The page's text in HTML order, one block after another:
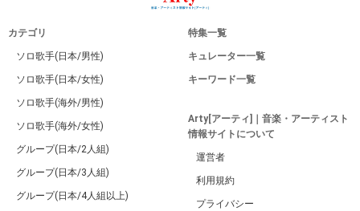
カテゴリ
ソロ歌手(日本/男性)
ソロ歌手(日本/女性)
ソロ歌手(海外/男性)
ソロ歌手(海外/女性)
グループ(日本/2人組)
グループ(日本/3人組)
グループ(日本/4人組以上)
特集一覧
キュレーター一覧
キーワード一覧
Arty[アーティ]｜音楽・アーティスト
情報サイトについて
運営者
利用規約
プライバシー